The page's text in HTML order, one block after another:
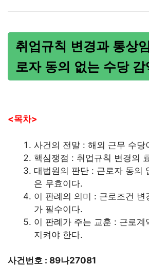
취업규칙 변경과 통상
로자 동의 없는 수당
<목차>
사건의 전말 : 해외 근무 수당
핵심쟁점 : 취업규칙 변경의
대법원의 판단 : 근로자 동의
은 무효이다.
이 판례의 의미 : 근로조건 변
가 필수이다.
이 판례가 주는 교훈 : 근로계
지켜야 한다.
사건번호 : 89나27081